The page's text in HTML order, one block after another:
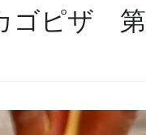
ゴピザ 第